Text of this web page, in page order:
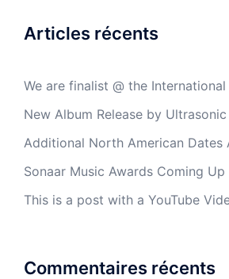
Articles récents
We are finalist @ the
New Album Release by Ultrasonic
Additional North American Dates
Sonaar Music Awards Coming Up
This is a post with a YouTube
Commentaires récents